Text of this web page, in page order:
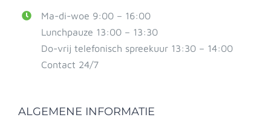
Ma-di-woe 9:00 – 16:00
Lunchpauze 13:00 – 13:30
Do-vrij telefonisch spreekuur 13:30 – 14:00
Contact 24/7
ALGEMENE INFORMATIE